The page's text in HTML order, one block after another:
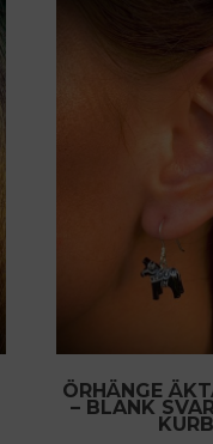
ÖRHÄNGE
– BLANK